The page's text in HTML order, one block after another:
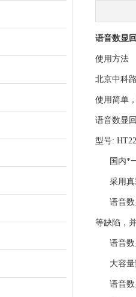
语音数显
使用方法
北京中科
使用简单
语音数显
型号:
国内*一
采用真彩
语音数显
等缺陷，
语音数显
大容量数
语音数显